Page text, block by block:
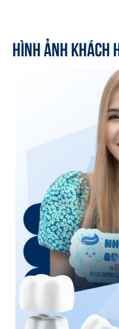
HÌNH ẢNH KHÁCH